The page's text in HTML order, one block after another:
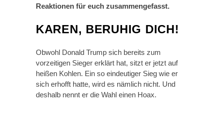
Reaktionen für euch zusammengefasst.
KAREN, BERUHIG DICH!
Obwohl Donald Trump sich bereits zum
vorzeitigen Sieger erklärt hat, sitzt er jetzt auf
heißen Kohlen. Ein so eindeutiger Sieg wie er
sich erhofft hatte, wird es nämlich nicht. Und
deshalb nennt er die Wahl einen Hoax.